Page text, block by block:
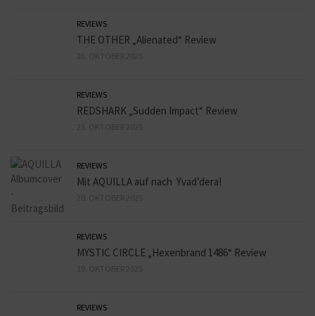
REVIEWS
THE OTHER „Alienated“ Review
REVIEWS
REDSHARK „Sudden Impact“ Review
REVIEWS
Mit AQUILLA auf nach Yvad’dera!
REVIEWS
MYSTIC CIRCLE „Hexenbrand 1486“ Review
REVIEWS